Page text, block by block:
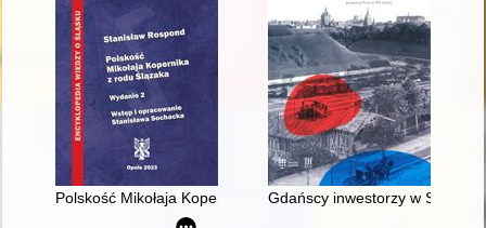
Polskość Mikołaja Kopernika z rodu Ślązaka
Gdańscy inwestorzy w